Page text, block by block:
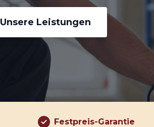
Unsere Leistungen
Festpreis-Garantie